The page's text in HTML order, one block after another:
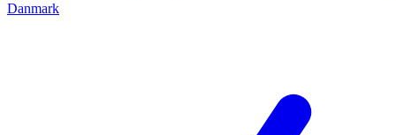
Danmark